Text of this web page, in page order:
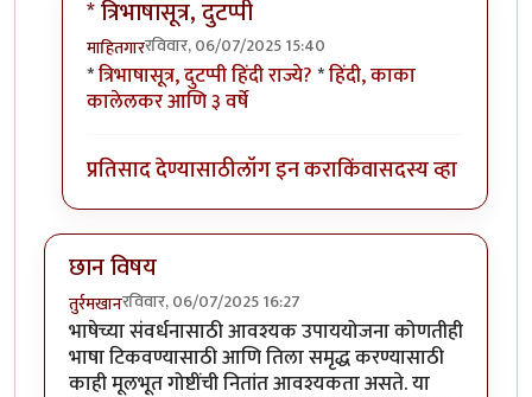
* त्रिभाषासूत्र, दुटप्पी
माहितगाररविवार, 06/07/2025 15:40
In reply toसहमत पण...byकर्नलतपस्वी
*त्रिभाषासूत्र, दुटप्पी हिंदी राज्ये?*हिंदी, काका
कालेलकर आणि ३ वर्षे
प्रतिसाद देण्यासाठीलॉग इन कराकिंवासदस्य व्हा
छान विषय
तुर्रमखानरविवार, 06/07/2025 16:27
भाषेच्या संवर्धनासाठी आवश्यक उपाययोजना कोणतीही
भाषा टिकवण्यासाठी आणि तिला समृद्ध करण्यासाठी
काही मूलभूत गोष्टींची नितांत आवश्यकता असते. या